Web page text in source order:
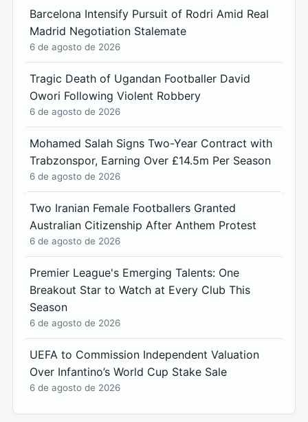
Barcelona Intensify Pursuit of Rodri Amid Real
Madrid Negotiation Stalemate
6 de agosto de 2026
Tragic Death of Ugandan Footballer David
Owori Following Violent Robbery
6 de agosto de 2026
Mohamed Salah Signs Two-Year Contract with
Trabzonspor, Earning Over £14.5m Per Season
6 de agosto de 2026
Two Iranian Female Footballers Granted
Australian Citizenship After Anthem Protest
6 de agosto de 2026
Premier League's Emerging Talents: One
Breakout Star to Watch at Every Club This
Season
6 de agosto de 2026
UEFA to Commission Independent Valuation
Over Infantino’s World Cup Stake Sale
6 de agosto de 2026